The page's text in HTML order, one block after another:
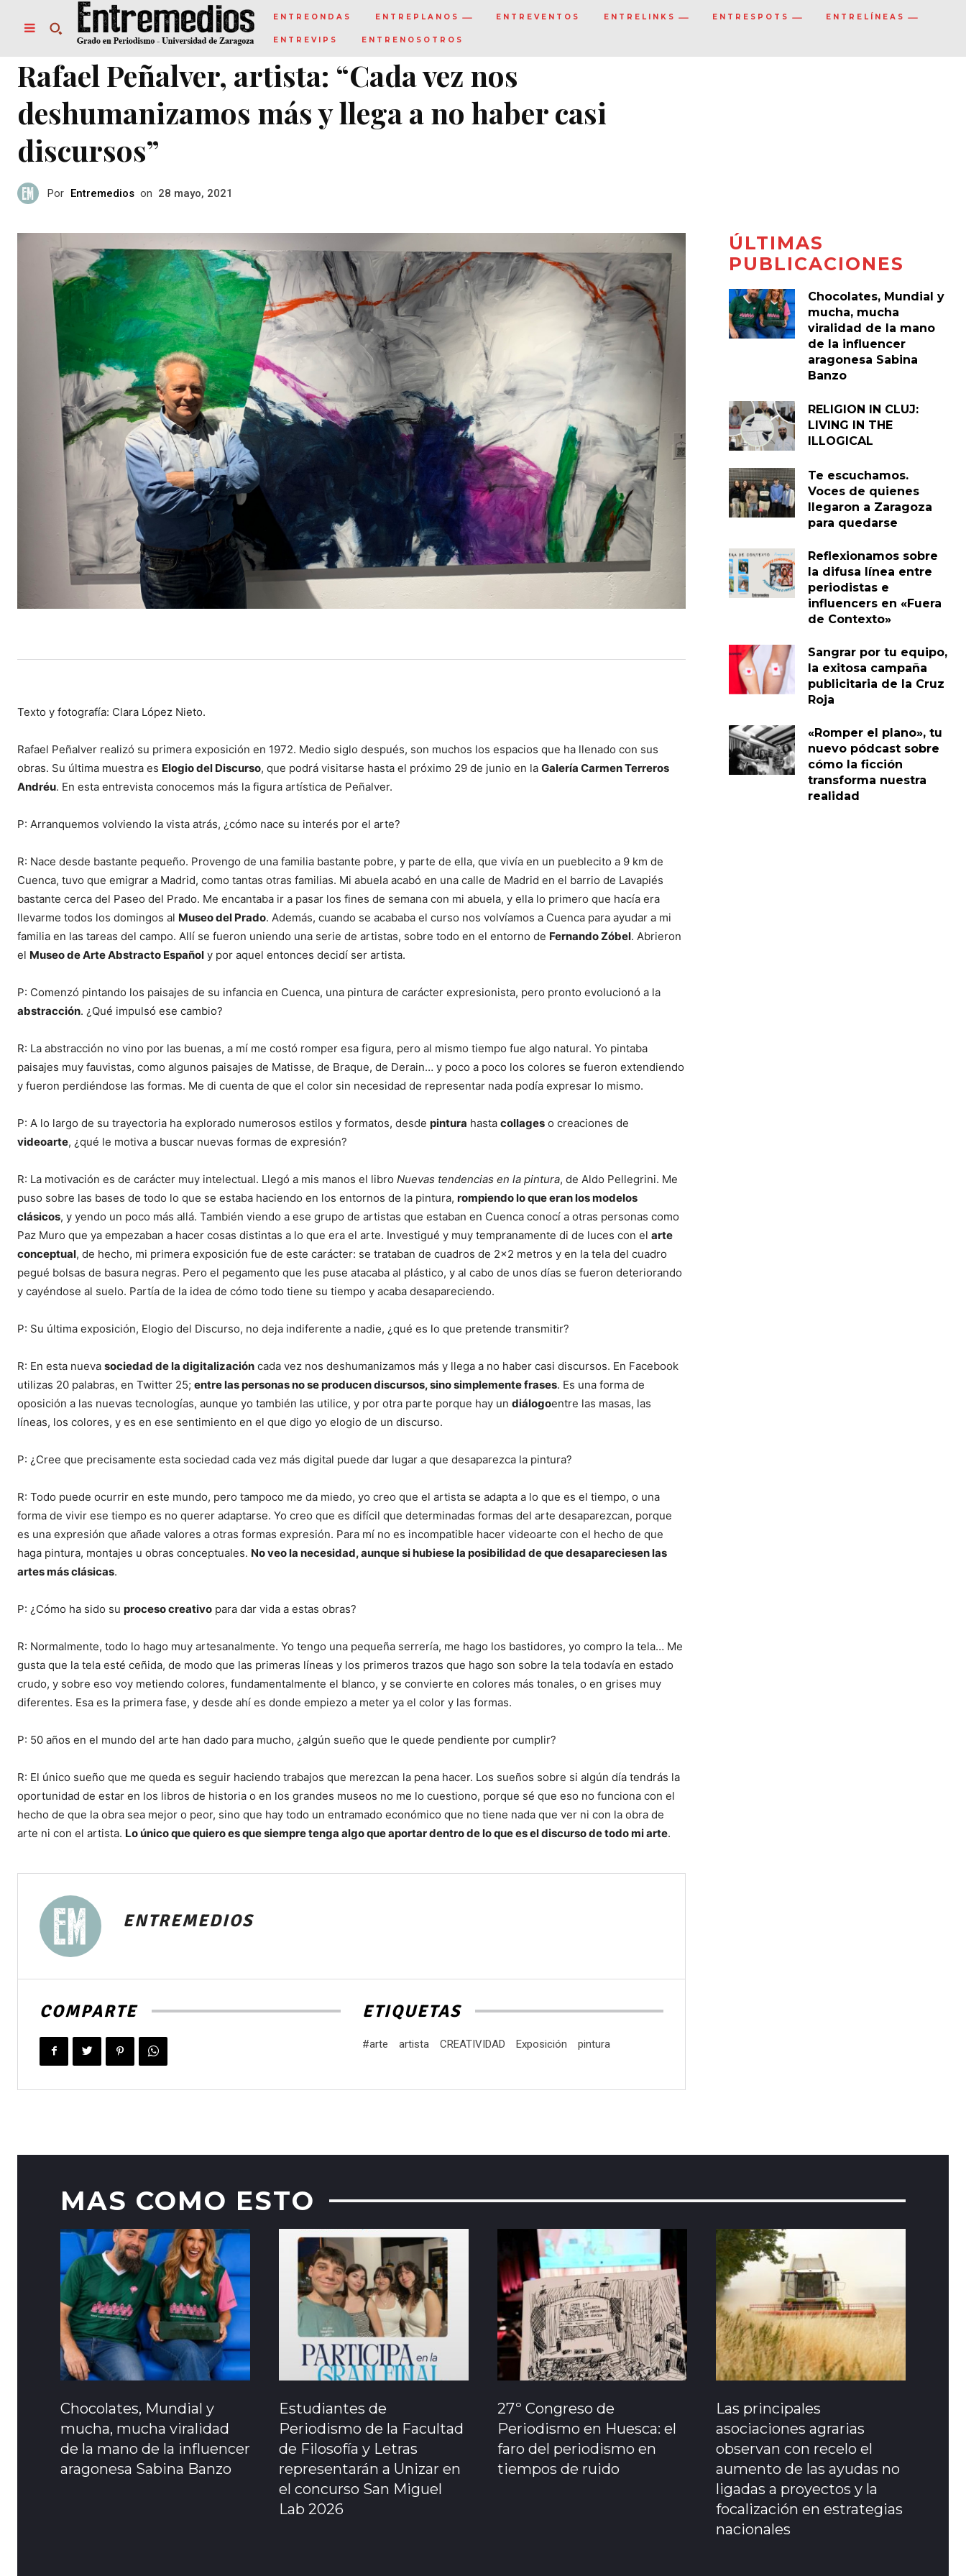
ENTREONDAS ENTREPLANOS ENTREVENTOS ENTRELINKS ENTRESPOTS ENTRELÍNEAS
ENTREVIPS ENTRENOSOTROS
Rafael Peñalver, artista: “Cada vez nos
deshumanizamos más y llega a no haber casi
discursos”
Por Entremedios on 28 mayo, 2021
Texto y fotografía: Clara López Nieto.
Rafael Peñalver realizó su primera exposición en 1972. Medio siglo después, son muchos los espacios que ha llenado con sus
obras. Su última muestra es Elogio del Discurso, que podrá visitarse hasta el próximo 29 de junio en la Galería Carmen Terreros
Andréu. En esta entrevista conocemos más la figura artística de Peñalver.
P: Arranquemos volviendo la vista atrás, ¿cómo nace su interés por el arte?
R: Nace desde bastante pequeño. Provengo de una familia bastante pobre, y parte de ella, que vivía en un pueblecito a 9 km de
Cuenca, tuvo que emigrar a Madrid, como tantas otras familias. Mi abuela acabó en una calle de Madrid en el barrio de Lavapiés
bastante cerca del Paseo del Prado. Me encantaba ir a pasar los fines de semana con mi abuela, y ella lo primero que hacía era
llevarme todos los domingos al Museo del Prado. Además, cuando se acababa el curso nos volvíamos a Cuenca para ayudar a mi
familia en las tareas del campo. Allí se fueron uniendo una serie de artistas, sobre todo en el entorno de Fernando Zóbel. Abrieron
el Museo de Arte Abstracto Español y por aquel entonces decidí ser artista.
P: Comenzó pintando los paisajes de su infancia en Cuenca, una pintura de carácter expresionista, pero pronto evolucionó a la
abstracción. ¿Qué impulsó ese cambio?
R: La abstracción no vino por las buenas, a mí me costó romper esa figura, pero al mismo tiempo fue algo natural. Yo pintaba
paisajes muy fauvistas, como algunos paisajes de Matisse, de Braque, de Derain… y poco a poco los colores se fueron extendiendo
y fueron perdiéndose las formas. Me di cuenta de que el color sin necesidad de representar nada podía expresar lo mismo.
P: A lo largo de su trayectoria ha explorado numerosos estilos y formatos, desde pintura hasta collages o creaciones de
videoarte, ¿qué le motiva a buscar nuevas formas de expresión?
R: La motivación es de carácter muy intelectual. Llegó a mis manos el libro Nuevas tendencias en la pintura, de Aldo Pellegrini. Me
puso sobre las bases de todo lo que se estaba haciendo en los entornos de la pintura, rompiendo lo que eran los modelos
clásicos, y yendo un poco más allá. También viendo a ese grupo de artistas que estaban en Cuenca conocí a otras personas como
Paz Muro que ya empezaban a hacer cosas distintas a lo que era el arte. Investigué y muy tempranamente di de luces con el arte
conceptual, de hecho, mi primera exposición fue de este carácter: se trataban de cuadros de 2×2 metros y en la tela del cuadro
pegué bolsas de basura negras. Pero el pegamento que les puse atacaba al plástico, y al cabo de unos días se fueron deteriorando
y cayéndose al suelo. Partía de la idea de cómo todo tiene su tiempo y acaba desapareciendo.
P: Su última exposición, Elogio del Discurso, no deja indiferente a nadie, ¿qué es lo que pretende transmitir?
R: En esta nueva sociedad de la digitalización cada vez nos deshumanizamos más y llega a no haber casi discursos. En Facebook
utilizas 20 palabras, en Twitter 25; entre las personas no se producen discursos, sino simplemente frases. Es una forma de
oposición a las nuevas tecnologías, aunque yo también las utilice, y por otra parte porque hay un diálogoentre las masas, las
líneas, los colores, y es en ese sentimiento en el que digo yo elogio de un discurso.
P: ¿Cree que precisamente esta sociedad cada vez más digital puede dar lugar a que desaparezca la pintura?
R: Todo puede ocurrir en este mundo, pero tampoco me da miedo, yo creo que el artista se adapta a lo que es el tiempo, o una
forma de vivir ese tiempo es no querer adaptarse. Yo creo que es difícil que determinadas formas del arte desaparezcan, porque
es una expresión que añade valores a otras formas expresión. Para mí no es incompatible hacer videoarte con el hecho de que
haga pintura, montajes u obras conceptuales. No veo la necesidad, aunque si hubiese la posibilidad de que desapareciesen las
artes más clásicas.
P: ¿Cómo ha sido su proceso creativo para dar vida a estas obras?
R: Normalmente, todo lo hago muy artesanalmente. Yo tengo una pequeña serrería, me hago los bastidores, yo compro la tela… Me
gusta que la tela esté ceñida, de modo que las primeras líneas y los primeros trazos que hago son sobre la tela todavía en estado
crudo, y sobre eso voy metiendo colores, fundamentalmente el blanco, y se convierte en colores más tonales, o en grises muy
diferentes. Esa es la primera fase, y desde ahí es donde empiezo a meter ya el color y las formas.
P: 50 años en el mundo del arte han dado para mucho, ¿algún sueño que le quede pendiente por cumplir?
R: El único sueño que me queda es seguir haciendo trabajos que merezcan la pena hacer. Los sueños sobre si algún día tendrás la
oportunidad de estar en los libros de historia o en los grandes museos no me lo cuestiono, porque sé que eso no funciona con el
hecho de que la obra sea mejor o peor, sino que hay todo un entramado económico que no tiene nada que ver ni con la obra de
arte ni con el artista. Lo único que quiero es que siempre tenga algo que aportar dentro de lo que es el discurso de todo mi arte.
ENTREMEDIOS
COMPARTE ETIQUETAS
#arte artista CREATIVIDAD Exposición pintura
ÚLTIMAS
PUBLICACIONES
Chocolates, Mundial y
mucha, mucha
viralidad de la mano
de la influencer
aragonesa Sabina
Banzo
RELIGION IN CLUJ:
LIVING IN THE
ILLOGICAL
Te escuchamos.
Voces de quienes
llegaron a Zaragoza
para quedarse
Reflexionamos sobre
la difusa línea entre
periodistas e
influencers en «Fuera
de Contexto»
Sangrar por tu equipo,
la exitosa campaña
publicitaria de la Cruz
Roja
«Romper el plano», tu
nuevo pódcast sobre
cómo la ficción
transforma nuestra
realidad
MAS COMO ESTO
Chocolates, Mundial y
mucha, mucha viralidad
de la mano de la influencer
aragonesa Sabina Banzo
Estudiantes de
Periodismo de la Facultad
de Filosofía y Letras
representarán a Unizar en
el concurso San Miguel
Lab 2026
27º Congreso de
Periodismo en Huesca: el
faro del periodismo en
tiempos de ruido
Las principales
asociaciones agrarias
observan con recelo el
aumento de las ayudas no
ligadas a proyectos y la
focalización en estrategias
nacionales